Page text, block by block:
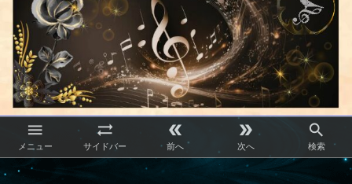

メニュー

サイドバー

前へ

次へ

検索